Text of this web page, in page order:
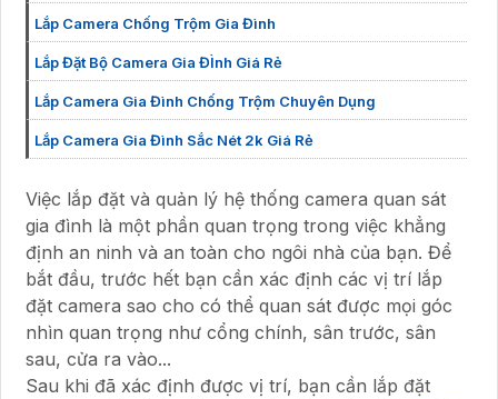
Lắp Camera Chống Trộm Gia Đình
Lắp Đặt Bộ Camera Gia ĐÌnh Giá Rẻ
Lắp Camera Gia Đình Chống Trộm Chuyên Dụng
Lắp Camera Gia Đình Sắc Nét 2k Giá Rẻ
Việc lắp đặt và quản lý hệ thống camera quan sát
gia đình là một phần quan trọng trong việc khẳng
định an ninh và an toàn cho ngôi nhà của bạn. Để
bắt đầu, trước hết bạn cần xác định các vị trí lắp
đặt camera sao cho có thể quan sát được mọi góc
nhìn quan trọng như cổng chính, sân trước, sân
sau, cửa ra vào...
Sau khi đã xác định được vị trí, bạn cần lắp đặt